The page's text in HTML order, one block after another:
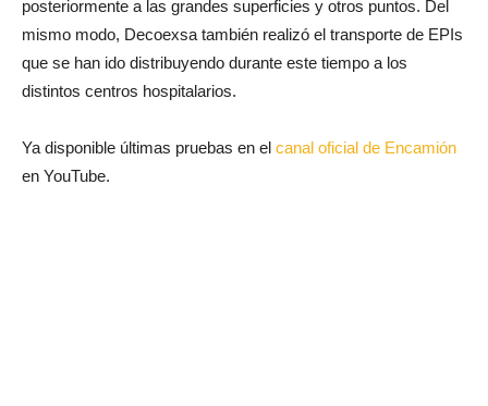
posteriormente a las grandes superficies y otros puntos. Del
mismo modo, Decoexsa también realizó el transporte de EPIs
que se han ido distribuyendo durante este tiempo a los
distintos centros hospitalarios.
Ya disponible últimas pruebas en el canal oficial de Encamión
en YouTube.